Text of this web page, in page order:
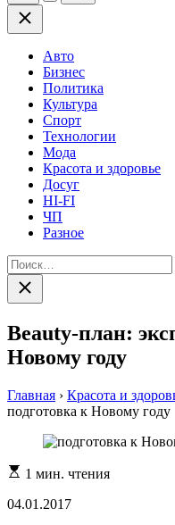
Цвет
Закрыть
Авто
Бизнес
Политика
Культура
Спорт
Технологии
Мода
Красота и здоровье
Досуг
HI-FI
ЧП
Разное
Найти:
Закрыть
поиск
Beauty-план:
Новому году
Главная › Красота и
подготовка к Новому году
Расчетное
чтения
1 мин. чтения
04.01.2017